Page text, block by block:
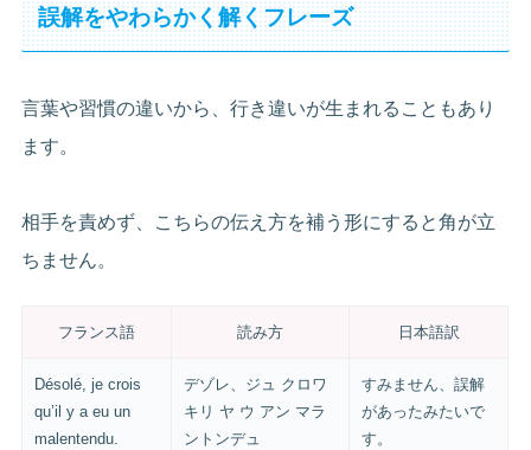
誤解をやわらかく解くフレーズ
言葉や習慣の違いから、行き違いが生まれることもあり
ます。
相手を責めず、こちらの伝え方を補う形にすると角が立
ちません。
フランス語 読み方 日本語訳
Désolé, je crois
qu’il y a eu un
malentendu.
デゾレ、ジュ クロワ
キリ ヤ ウ アン マラ
ントンデュ
すみません、誤解
があったみたいで
す。